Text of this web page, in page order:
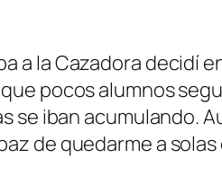
a la Cazadora decidí
pocos alumnos
se iban acumulando.
de quedarme a